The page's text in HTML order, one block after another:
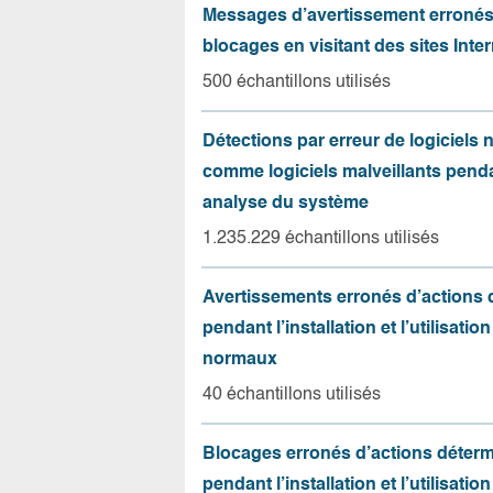
Messages d’avertissement
blocages en visitant des sites
500 échantillons utilisés
Détections par erreur de logiciels
comme logiciels malveillants
analyse du système
1.235.229 échantillons utilisés
Avertissements erronés d’actions
pendant l’installation et
normaux
40 échantillons utilisés
Blocages erronés d’actions
pendant l’installation et